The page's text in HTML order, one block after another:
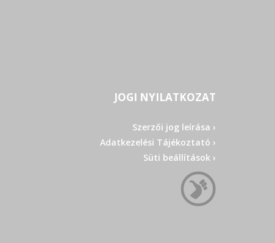
JOGI NYILATKOZAT
Szerzői jog leírása ›
Adatkezelési Tájékoztató ›
Süti beállítások ›